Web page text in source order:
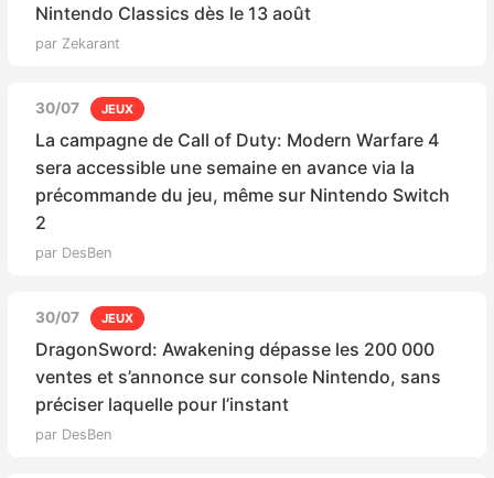
Nintendo Classics dès le 13 août
par Zekarant
30/07 JEUX
La campagne de Call of Duty: Modern Warfare 4
sera accessible une semaine en avance via la
précommande du jeu, même sur Nintendo Switch
2
par DesBen
30/07 JEUX
DragonSword: Awakening dépasse les 200 000
ventes et s’annonce sur console Nintendo, sans
préciser laquelle pour l’instant
par DesBen